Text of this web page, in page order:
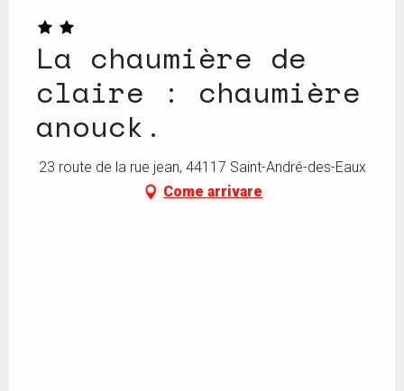
La chaumière de
claire : chaumière
anouck.
23 route de la rue jean, 44117 Saint-André-des-Eaux
Come arrivare